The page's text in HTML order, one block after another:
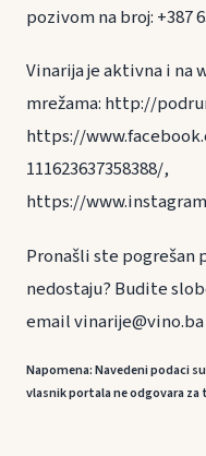
pozivom na broj: +387
Vinarija je aktivna i na
mrežama: http://
https://
111623637358388/,
https://
Pronašli ste
nedostaju? Budite
email
Napomena: Navedeni podaci
vlasnik portala ne odgovara